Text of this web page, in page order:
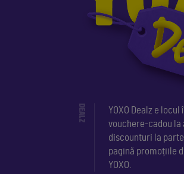
DEALZ
YOXO Dealz e
vouchere-cadou
discounturi la
pagină promoțiile
YOXO.